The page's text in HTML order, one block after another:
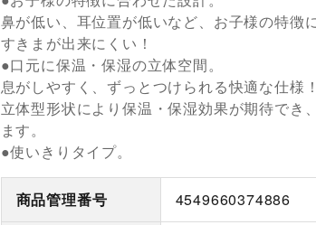
鼻が低い、耳位置が低いなど、お子様の特徴
すきまが出来にくい！
●口元に保温・保湿の立体空間。
息がしやすく、ずっとつけられる快適な仕様！
立体型形状により保温・保湿効果が期待でき
ます。
●使いきりタイプ。
商品管理番号 4549660374886